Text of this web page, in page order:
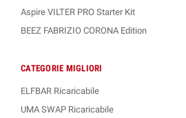
Aspire VILTER PRO Starter Kit
BEEZ FABRIZIO CORONA Edition
CATEGORIE MIGLIORI
ELFBAR Ricaricabile
UMA SWAP Ricaricabile